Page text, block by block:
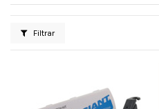
Filtrar